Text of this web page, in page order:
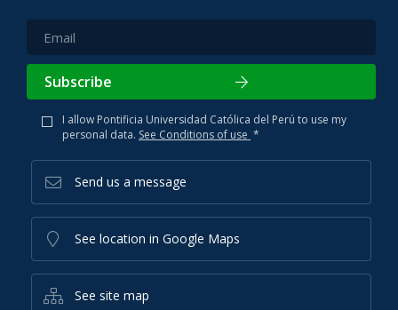
Subscribe
I allow Pontificia Universidad Católica del Perú to use my
personal data. See Conditions of use *
Send us a message
See location in Google Maps
See site map